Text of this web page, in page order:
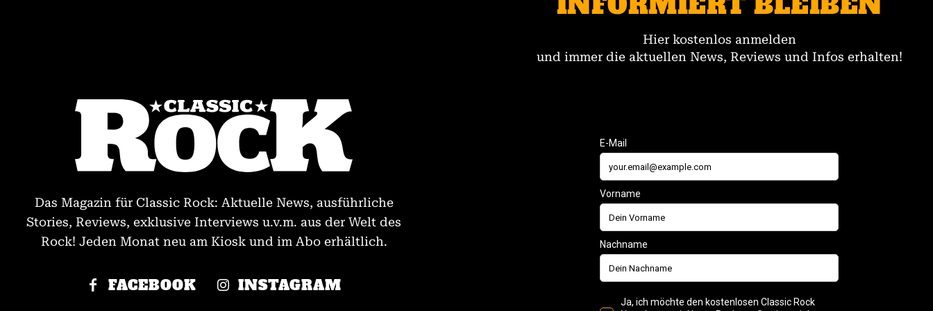
Das Magazin für Classic Rock: Aktuelle News, ausführliche
Stories, Reviews, exklusive Interviews u.v.m. aus der Welt des
Rock! Jeden Monat neu am Kiosk und im Abo erhältlich.
FACEBOOK INSTAGRAM
Hier kostenlos anmelden
und immer die aktuellen News, Reviews und Infos erhalten!